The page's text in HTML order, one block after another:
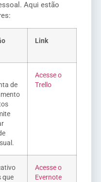
Aqui estão
Link
de
Acesse o
Trello
que
Acesse o
Evernote